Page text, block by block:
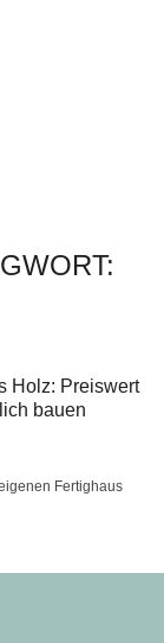
Holz: Preiswert
bauen
Fertighaus